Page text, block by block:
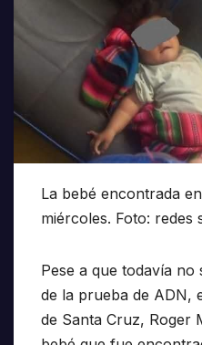
La bebé encontrada
miércoles. Foto: redes
Pese a que todavía no
de la prueba de ADN,
de Santa Cruz, Roger